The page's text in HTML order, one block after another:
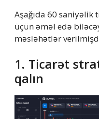
Aşağıda 60
üçün əməl edə
məsləhətlər
1. Ticarət
qalın